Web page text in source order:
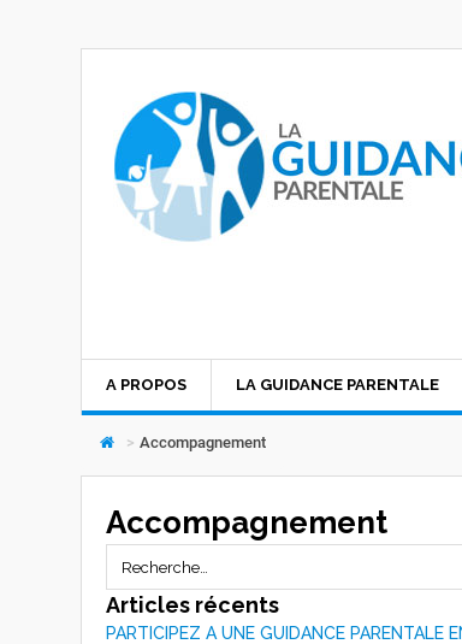
A PROPOS LA GUIDANCE PARENTALE
> Accompagnement
Accompagnement
Articles récents
PARTICIPEZ A UNE GUIDANCE PARENTALE